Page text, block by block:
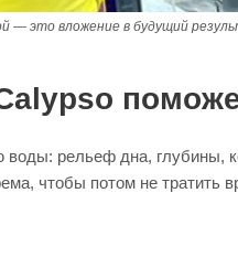
— это вложение в будущий
рельеф дна, глубины,
чтобы потом не тратить